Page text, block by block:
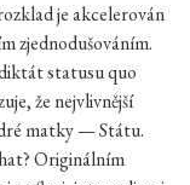
je akcelerován
zjednodušováním.
statusu quo
že nejvlivnější
matky — Státu.
Originálním